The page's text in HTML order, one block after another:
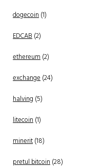
dogecoin(1)
EDCAB(2)
ethereum(2)
exchange(24)
halving (5)
litecoin(1)
minerit(18)
pretul bitcoin(28)